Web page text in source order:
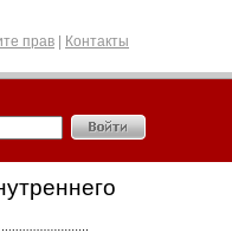
прав Контакты